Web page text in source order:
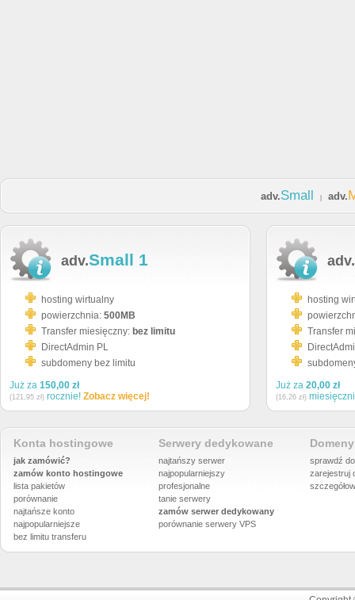
adv.Small adv.
adv.Small 1
hosting wirtualny
powierzchnia: 500MB
Transfer miesięczny: bez limitu
DirectAdmin PL
subdomeny bez limitu
Już za 150,00 zł
(121,95 zł) rocznie! Zobacz więcej!
adv.
hosting
Transfer
Już za 20,00 zł
(16,26 zł)
Konta hostingowe
jak zamówić?
zamów konto hostingowe
lista pakietów
porównanie
najtańsze konto
najpopularniejsze
bez limitu transferu
Serwery dedykowane
najtańszy serwer
najpopularniejszy
profesjonalne
tanie serwery
zamów serwer dedykowany
porównanie serwery VPS
sprawdź
zarejestruj